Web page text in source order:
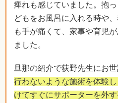
痺れも感じていました。抱
どもをお風呂に入れる時や
も手が痛くて、家事や育児
ました。
旦那の紹介で荻野先生にお世
行わないような施術を体験
けてすぐにサポーターを外